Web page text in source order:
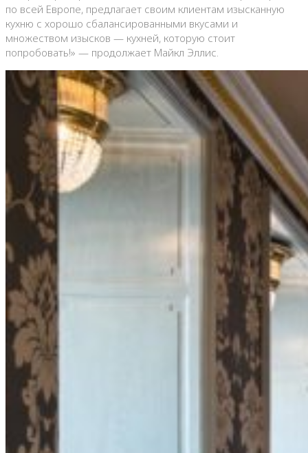
по всей Европе, предлагает своим клиентам изысканную
кухню с хорошо сбалансированными вкусами и
множеством изысков — кухней, которую стоит
попробовать!» — продолжает Майкл Эллис.